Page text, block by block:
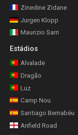
Zinedine Zidane
Jurgen Klopp
Maurizio Sarri
Estádios
Alvalade
Dragão
Luz
Camp Nou
Santiago Bernabéu
Anfield Road